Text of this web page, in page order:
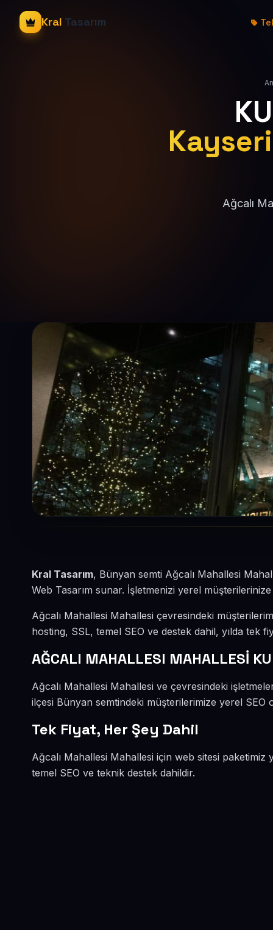
Kral Tasarım
Ağcalı
Kral Tasarım, Bünyan semti Ağcalı Mahallesi
Web Tasarım sunar. İşletmenizi yerel
Ağcalı Mahallesi Mahallesi çevresindeki
hosting, SSL, temel SEO ve destek dahil, yılda tek
AĞCALI MAHALLESI MAHALLESİ
Ağcalı Mahallesi Mahallesi ve çevresindeki
ilçesi Bünyan semtindeki müşterilerimize yerel SEO
Tek Fiyat, Her Şey Dahil
Ağcalı Mahallesi Mahallesi için web sitesi paketimiz
temel SEO ve teknik destek dahildir.